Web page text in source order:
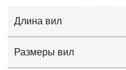
Длина вил
Размеры вил